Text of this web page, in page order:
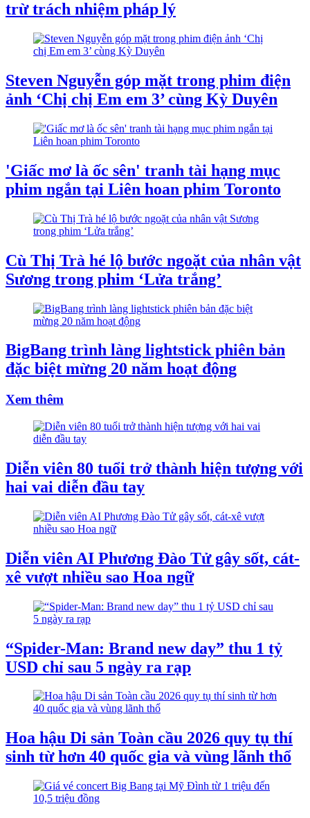
trừ trách nhiệm pháp lý
Steven Nguyễn góp mặt trong phim điện
ảnh ‘Chị chị Em em 3’ cùng Kỳ Duyên
'Giấc mơ là ốc sên' tranh tài hạng mục
phim ngắn tại Liên hoan phim Toronto
Cù Thị Trà hé lộ bước ngoặt của nhân vật
Sương trong phim ‘Lửa trắng’
BigBang trình làng lightstick phiên bản
đặc biệt mừng 20 năm hoạt động
Xem thêm
Diễn viên 80 tuổi trở thành hiện tượng với
hai vai diễn đầu tay
Diễn viên AI Phương Đào Tử gây sốt, cát-
xê vượt nhiều sao Hoa ngữ
“Spider-Man: Brand new day” thu 1 tỷ
USD chỉ sau 5 ngày ra rạp
Hoa hậu Di sản Toàn cầu 2026 quy tụ thí
sinh từ hơn 40 quốc gia và vùng lãnh thổ